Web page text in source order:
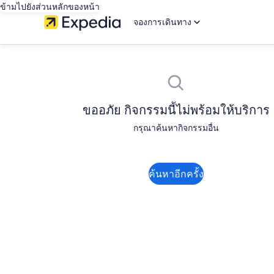
ข้ามไปยังส่วนหลักของหน้า
จองการเดินทาง
ขออภัย กิจกรรมนี้ไม่พร้อมให้บริการ
กรุณาค้นหากิจกรรมอื่น
ค้นหาอีกครั้ง